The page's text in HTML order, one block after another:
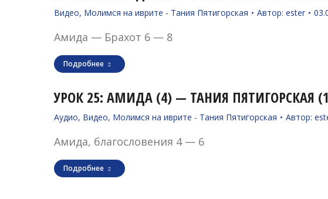
Видео, Молимся на иврите - Тания Пятигорская Автор: ester
Амида — Брахот 6 — 8
Подробнее
УРОК 25: АМИДА (4) — ТАНИЯ ПЯТИГОРСКАЯ
Аудио, Видео, Молимся на иврите - Тания Пятигорская Автор:
Амида, благословения 4 — 6
Подробнее